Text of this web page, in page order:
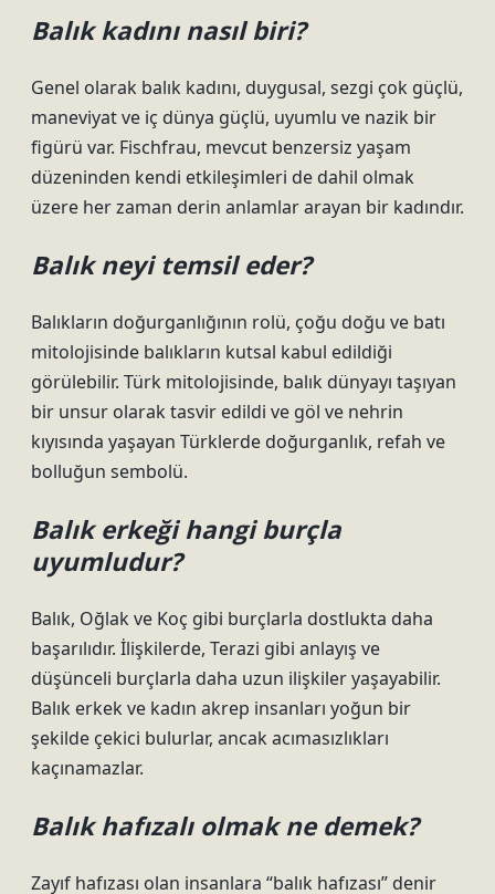
Balık kadını nasıl biri?
Genel olarak balık kadını, duygusal, sezgi çok güçlü,
maneviyat ve iç dünya güçlü, uyumlu ve nazik bir
figürü var. Fischfrau, mevcut benzersiz yaşam
düzeninden kendi etkileşimleri de dahil olmak
üzere her zaman derin anlamlar arayan bir kadındır.
Balık neyi temsil eder?
Balıkların doğurganlığının rolü, çoğu doğu ve batı
mitolojisinde balıkların kutsal kabul edildiği
görülebilir. Türk mitolojisinde, balık dünyayı taşıyan
bir unsur olarak tasvir edildi ve göl ve nehrin
kıyısında yaşayan Türklerde doğurganlık, refah ve
bolluğun sembolü.
Balık erkeği hangi burçla
uyumludur?
Balık, Oğlak ve Koç gibi burçlarla dostlukta daha
başarılıdır. İlişkilerde, Terazi gibi anlayış ve
düşünceli burçlarla daha uzun ilişkiler yaşayabilir.
Balık erkek ve kadın akrep insanları yoğun bir
şekilde çekici bulurlar, ancak acımasızlıkları
kaçınamazlar.
Balık hafızalı olmak ne demek?
Zayıf hafızası olan insanlara “balık hafızası” denir